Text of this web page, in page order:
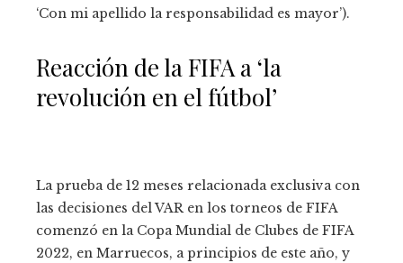
‘Con mi apellido la responsabilidad es mayor’).
Reacción de la FIFA a ‘la
revolución en el fútbol’
La prueba de 12 meses relacionada exclusiva con
las decisiones del VAR en los torneos de FIFA
comenzó en la Copa Mundial de Clubes de FIFA
2022, en Marruecos, a principios de este año, y